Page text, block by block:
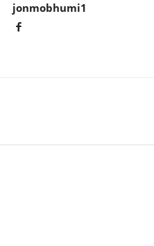
jonmobhumi1